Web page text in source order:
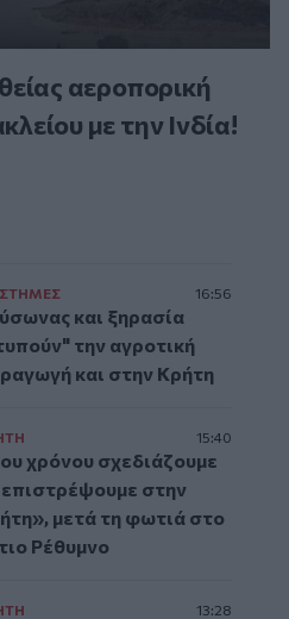
αεροπορική
με την Ινδία!
16:56
και ξηρασία
την αγροτική
και στην Κρήτη
15:40
χρόνου σχεδιάζουμε
στην
μετά τη φωτιά στο
Ρέθυμνο
13:28